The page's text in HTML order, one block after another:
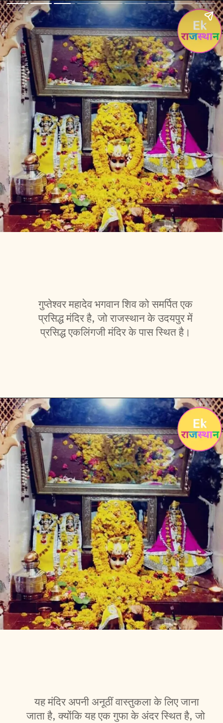
गुप्तेश्वर महादेव भगवान शिव को समर्पित एक
प्रसिद्ध मंदिर है, जो राजस्थान के उदयपुर में
प्रसिद्ध एकलिंगजी मंदिर के पास स्थित है।
यह मंदिर अपनी अनूठीं वास्तुकला के लिए जाना
जाता है, क्योंकि यह एक गुफा के अंदर स्थित है, जो